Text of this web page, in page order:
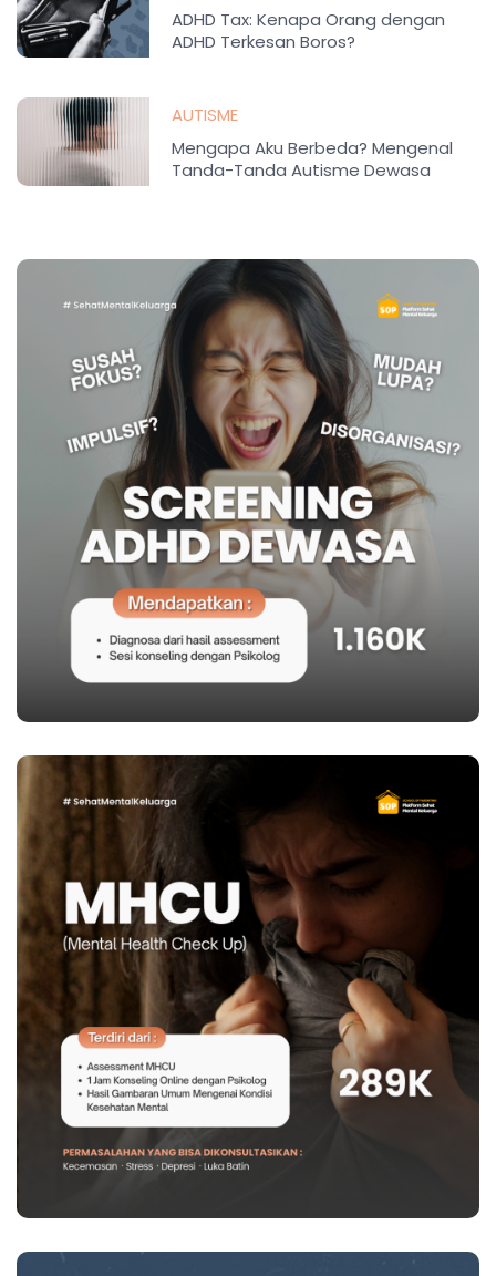
ADHD Tax: Kenapa Orang dengan
ADHD Terkesan Boros?
AUTISME
Mengapa Aku Berbeda? Mengenal
Tanda-Tanda Autisme Dewasa